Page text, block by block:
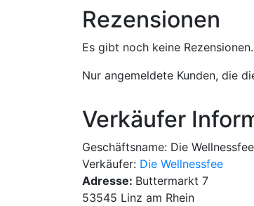
Rezensionen
Es gibt noch keine Rezensionen.
Nur angemeldete Kunden, die
Verkäufer
Geschäftsname: Die Wellnessfee
Verkäufer: Die Wellnessfee
Adresse: Buttermarkt 7
53545 Linz am Rhein